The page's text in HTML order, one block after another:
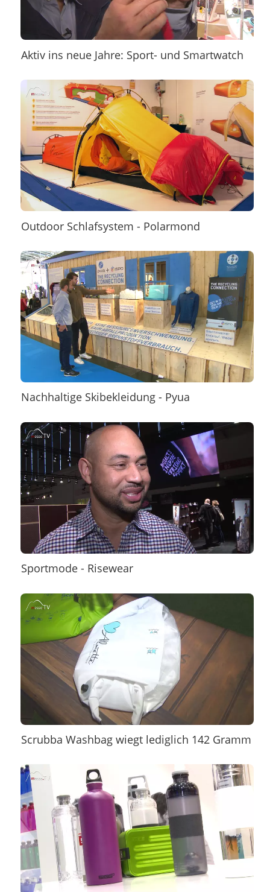
Aktiv ins neue Jahre: Sport- und Smartwatch
Outdoor Schlafsystem - Polarmond
Nachhaltige Skibekleidung - Pyua
Sportmode - Risewear
Scrubba Washbag wiegt lediglich 142 Gramm